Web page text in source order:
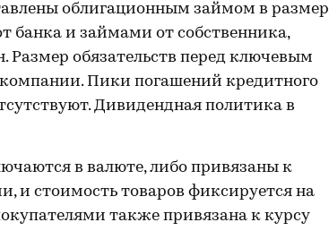
облигационным займом в
банка и займами от собственника,
Размер обязательств перед ключевым
Пики погашений кредитного
Дивидендная политика в
в валюте, либо привязаны к
и стоимость товаров фиксируется на
также привязана к курсу